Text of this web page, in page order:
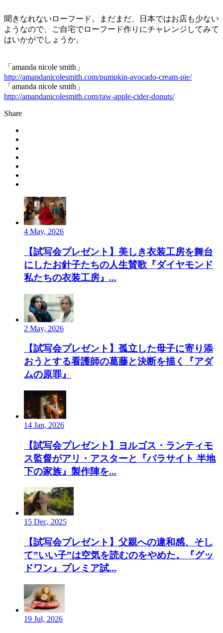
聞きなれないローフード。まだまだ、日本ではお店も少ない
ようなので、ご自宅でローフード作りにチャレンジしてみて
はいかがでしょうか。
「amanda nicole smith」
http://amandanicolesmith.com/pumpkin-avocado-cream-pie/
「amanda nicole smith」
http://amandanicolesmith.com/raw-apple-cider-donuts/
Share
4 May, 2026
【試写会プレゼント】美しき衣装工房を舞台
にしたお針子たちの人生賛歌『ダイヤモンド
私たちの衣装工房』...
2 May, 2026
【試写会プレゼント】孤立した母子に寄り添
おうとする看護師の葛藤と決断を描く『アダ
ムの原罪』
14 Jan, 2026
【試写会プレゼント】ヨルゴス・ランティモ
ス監督がアリ・アスターと『パラサイト 半地
下の家族』製作陣を...
15 Dec, 2025
【試写会プレゼント】父親への違和感、そし
て”いい子”は空気を読むのをやめた。『グッ
ドワン』プレミア試...
19 Jul, 2026